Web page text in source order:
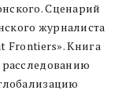
Сценарий
журналиста
Frontiers». Книга